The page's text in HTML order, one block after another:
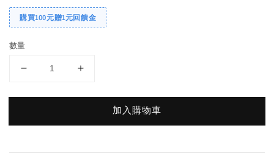
購買100元贈1元回饋金
數量
加入購物車